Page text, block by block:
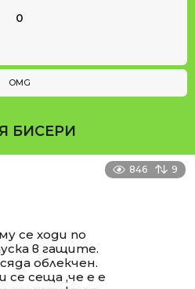
0
OMG
БИСЕРИ
846 9
се ходи по
в гащите.
облекчен.
се сеща ,че е е